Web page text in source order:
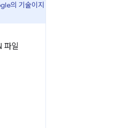
의 기술이지
파일